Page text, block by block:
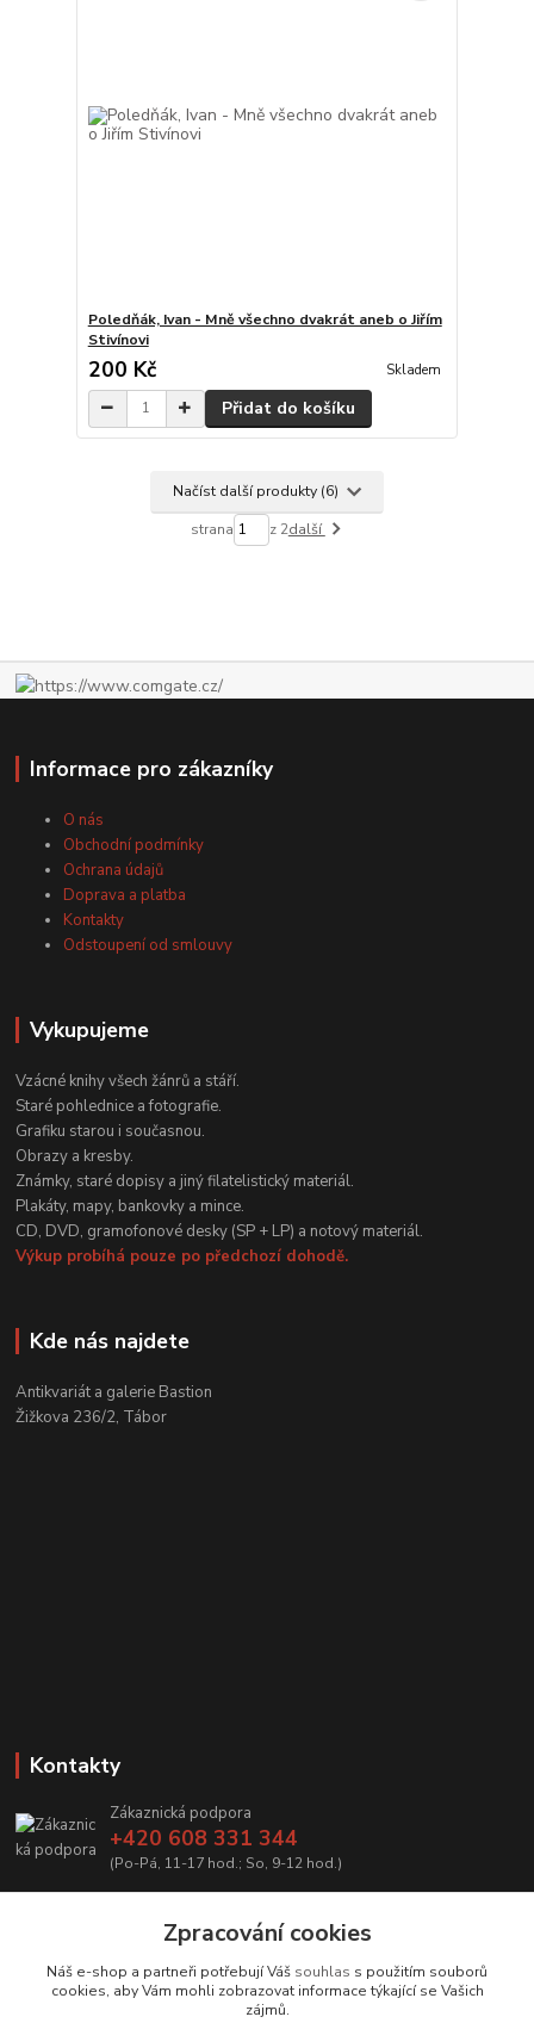
Poledňák, Ivan - Mně všechno dvakrát aneb o Jiřím
Stivínovi
200 Kč Skladem
Přidat do košíku
Načíst další produkty (6)
strana z 2další
Informace pro zákazníky
O nás
Obchodní podmínky
Ochrana údajů
Doprava a platba
Kontakty
Odstoupení od smlouvy
Vykupujeme
Vzácné knihy všech žánrů a stáří.
Staré pohlednice a fotografie.
Grafiku starou i současnou.
Obrazy a kresby.
Známky, staré dopisy a jiný filatelistický materiál.
Plakáty, mapy, bankovky a mince.
CD, DVD, gramofonové desky (SP + LP) a notový materiál.
Výkup probíhá pouze po předchozí dohodě.
Kde nás najdete
Antikvariát a galerie Bastion
Žižkova 236/2, Tábor
Kontakty
Zákaznická podpora
+420 608 331 344
(Po-Pá, 11-17 hod.; So, 9-12 hod.)
Zpracování cookies
Náš e-shop a partneři potřebují Váš souhlas s použitím souborů
cookies, aby Vám mohli zobrazovat informace týkající se Vašich
zájmů.